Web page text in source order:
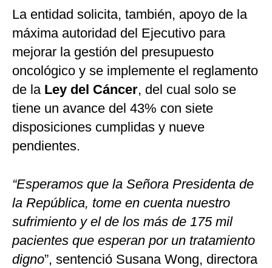
La entidad solicita, también, apoyo de la
máxima autoridad del Ejecutivo para
mejorar la gestión del presupuesto
oncológico y se implemente el reglamento
de la Ley del Cáncer, del cual solo se
tiene un avance del 43% con siete
disposiciones cumplidas y nueve
pendientes.
“Esperamos que la Señora Presidenta de
la República, tome en cuenta nuestro
sufrimiento y el de los más de 175 mil
pacientes que esperan por un tratamiento
digno”, sentenció Susana Wong, directora